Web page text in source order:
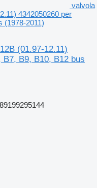
valvola
4342050260 per
(1978-2011)
(01.97-12.11)
B7, B9, B10, B12 bus